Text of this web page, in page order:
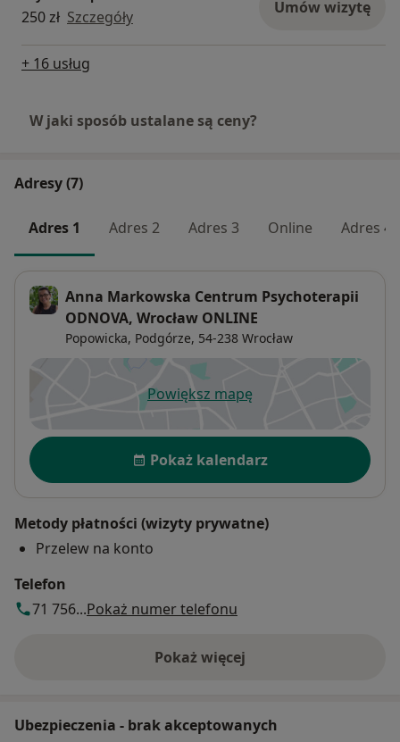
250 zł Szczegóły Umów wizytę
+ 16 usług
W jaki sposób ustalane są ceny?
Adresy (7)
Adres 1 Adres 2 Adres 3 Online Adres 4
Anna Markowska Centrum Psychoterapii
ODNOVA, Wrocław ONLINE
Popowicka, Podgórze, 54-238 Wrocław
Powiększ mapęotwiera się w nowej karcie
Dostępność
Pokaż kalendarz
Metody płatności (wizyty prywatne)
Przelew na konto
Telefon
71 756...Pokaż numer telefonu
Pokaż więcej
o adresie
Ubezpieczenia - brak akceptowanych